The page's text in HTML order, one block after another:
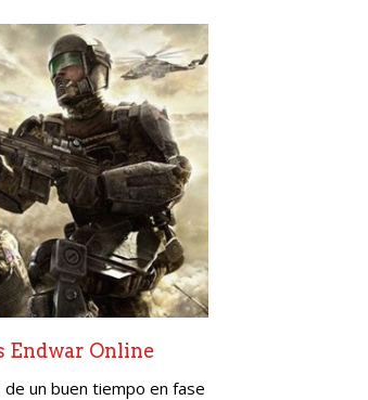
Endwar Online
un buen tiempo en fase